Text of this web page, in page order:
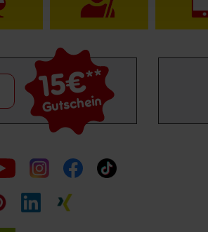
15€**
Gutschein